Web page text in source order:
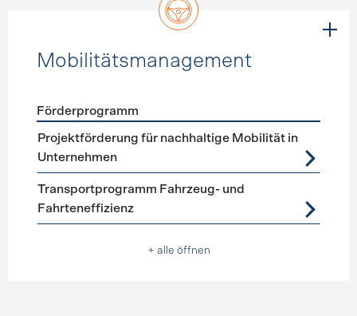
Mobilitätsmanagement
Förderprogramme Mobilitätsmanagement
Förderprogramm
Projektförderung für nachhaltige Mobilität in
Unternehmen
Transportprogramm Fahrzeug- und
Fahrteneffizienz
+ alle öffnen